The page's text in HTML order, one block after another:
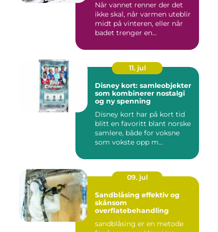
Når vannet renner der det
ikke skal, når varmen uteblir
midt på vinteren, eller når
badet trenger en...
11. jul
Disney kort: samleobjekter
som kombinerer nostalgi
og ny spenning
Disney kort har på kort tid
blitt en favoritt blant norske
samlere, både for voksne
som vokste opp m...
09. jul
Sandblåsing effektiv og
skånsom
overflatebehandling
sandblåsing er en metode